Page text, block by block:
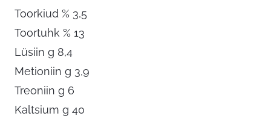
Toorkiud % 3,5
Toortuhk % 13
Lüsiin g 8,4
Metioniin g 3,9
Treoniin g 6
Kaltsium g 40